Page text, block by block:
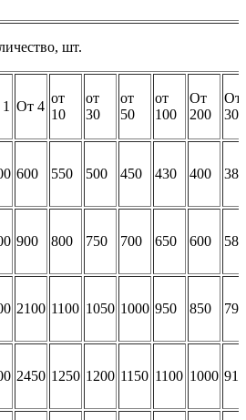
шт.
От 4
от
10
от
30
от
50
от
100
От
200
От
301
600 550 500 450 430 400 380
900 800 750 700 650 600 580
2100 1100 1050 1000 950 850 790
2450 1250 1200 1150 1100 1000 910